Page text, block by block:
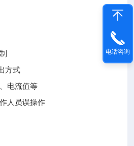
方式
电流值等
人员误操作
电话咨询